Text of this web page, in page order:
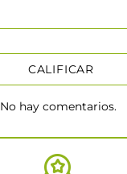
CALIFICAR
No hay comentarios.